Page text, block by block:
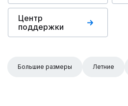
Центр
поддержки
Большие размеры Летние